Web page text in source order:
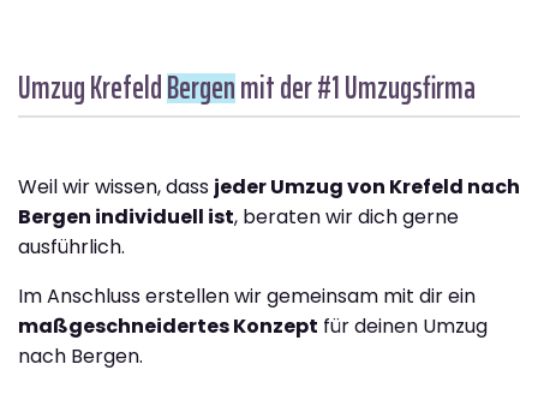
Umzug KrefeldBergenmit der #1 Umzugsfirma
Weil wir wissen, dass jeder Umzug von Krefeld nach
Bergen individuell ist, beraten wir dich gerne
ausführlich.
Im Anschluss erstellen wir gemeinsam mit dir ein
maßgeschneidertes Konzept für deinen Umzug
nach Bergen.